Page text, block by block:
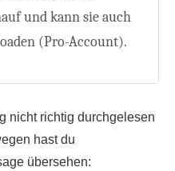
und kann sie auch
(Pro-Account).
nicht richtig durchgelesen
hast du
übersehen: